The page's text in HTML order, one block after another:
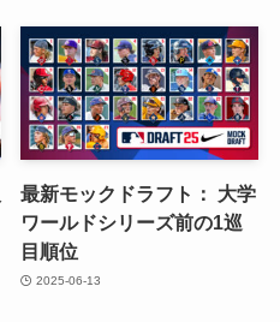
最新モックドラフト： 大学
ワールドシリーズ前の1巡
目順位
2025-06-13